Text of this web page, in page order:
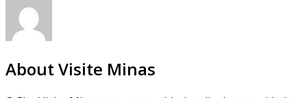
About Visite Minas